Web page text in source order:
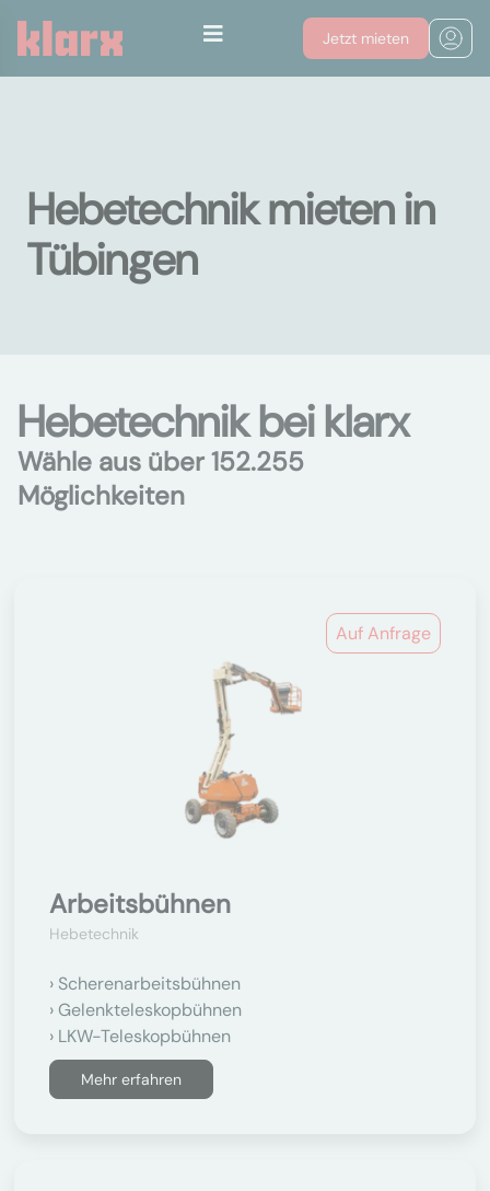
Jetzt mieten
Hebetechnik mieten in
Tübingen
Hebetechnik bei klarx
Wähle aus über 152.255
Möglichkeiten
Auf Anfrage
Arbeitsbühnen
Hebetechnik
Scherenarbeitsbühnen
Gelenkteleskopbühnen
LKW-Teleskopbühnen
Mehr erfahren